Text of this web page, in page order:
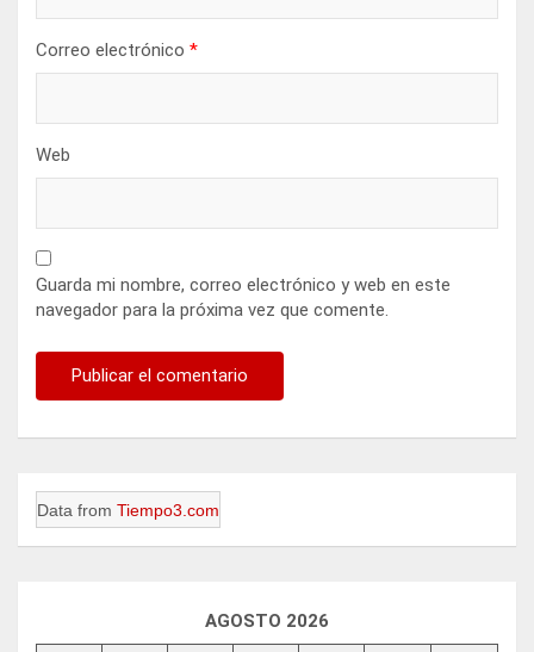
Correo electrónico *
Web
Guarda mi nombre, correo electrónico y web en este
navegador para la próxima vez que comente.
Data from Tiempo3.com
AGOSTO 2026